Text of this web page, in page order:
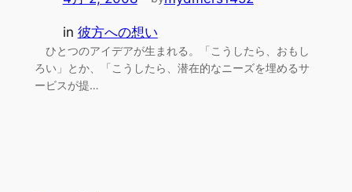
in 彼方への想い
ひとつのアイデアが生まれる。「こうしたら、おもし
ろい」とか、「こうしたら、潜在的なニーズを埋めるサ
ービスが提…